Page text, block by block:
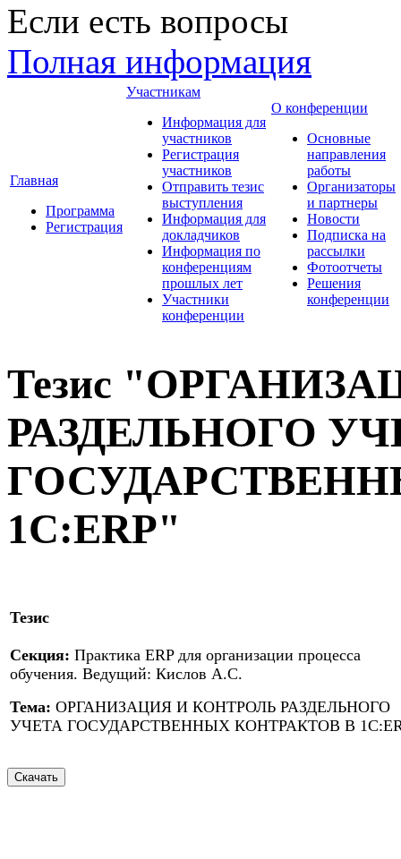
Если есть вопросы
Полная информация
Главная
Программа
Регистрация
Участникам
Информация для
участников
Регистрация
участников
Отправить тезис
выступления
Информация для
докладчиков
Информация по
конференциям
прошлых лет
Участники
конференции
О конференции
Основные
направления
работы
Организаторы
и партнеры
Новости
Подписка на
рассылки
Фотоотчеты
Решения
конференции
Тезис
РАЗДЕЛЬНОГО
1С:ERP"
Тезис
Секция: Практика ERP для организации процесса
обучения. Ведущий: Кислов А.С.
Тема: ОРГАНИЗАЦИЯ И КОНТРОЛЬ РАЗДЕЛЬНОГО
УЧЕТА ГОСУДАРСТВЕННЫХ КОНТРАКТОВ В